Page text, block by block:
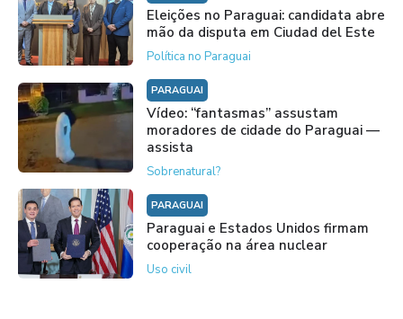
Eleições no Paraguai: candidata abre
mão da disputa em Ciudad del Este
Política no Paraguai
PARAGUAI
Vídeo: “fantasmas” assustam
moradores de cidade do Paraguai —
assista
Sobrenatural?
PARAGUAI
Paraguai e Estados Unidos firmam
cooperação na área nuclear
Uso civil